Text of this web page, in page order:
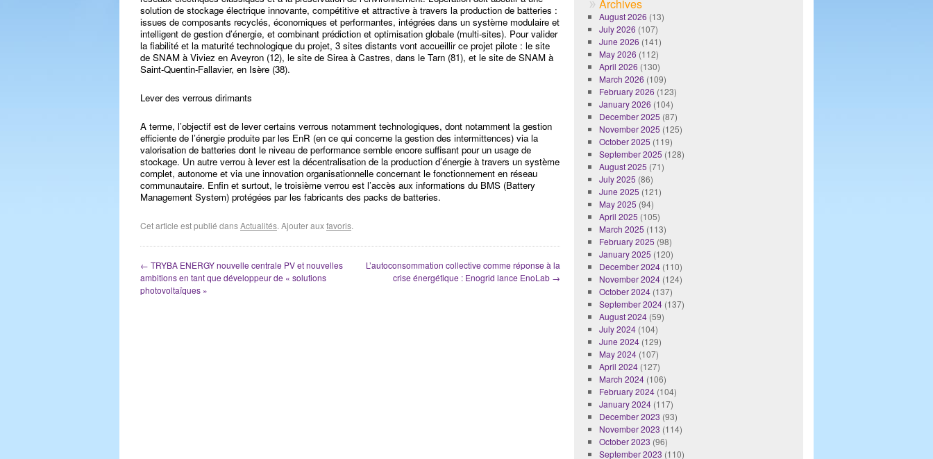
solution de stockage électrique innovante, compétitive et attractive à travers la production de batteries :
issues de composants recyclés, économiques et performantes, intégrées dans un système modulaire et
intelligent de gestion d’énergie, et combinant prédiction et optimisation globale (multi-sites). Pour valider
la fiabilité et la maturité technologique du projet, 3 sites distants vont accueillir ce projet pilote : le site
de SNAM à Viviez en Aveyron (12), le site de Sirea à Castres, dans le Tarn (81), et le site de SNAM à
Saint-Quentin-Fallavier, en Isère (38).
Lever des verrous dirimants
A terme, l’objectif est de lever certains verrous notamment technologiques, dont notamment la gestion
efficiente de l’énergie produite par les EnR (en ce qui concerne la gestion des intermittences) via la
valorisation de batteries dont le niveau de performance semble encore suffisant pour un usage de
stockage. Un autre verrou à lever est la décentralisation de la production d’énergie à travers un système
complet, autonome et via une innovation organisationnelle concernant le fonctionnement en réseau
communautaire. Enfin et surtout, le troisième verrou est l’accès aux informations du BMS (Battery
Management System) protégées par les fabricants des packs de batteries.
Cet article est publié dansActualités. Ajouter auxfavoris.
← TRYBA ENERGY nouvelle centrale PV et nouvelles
ambitions en tant que développeur de « solutions
photovoltaïques »
L’autoconsommation collective comme réponse à la
crise énergétique : Enogrid lance EnoLab →
Archives
August 2026 (13)
July 2026 (107)
June 2026 (141)
May 2026 (112)
April 2026 (130)
March 2026 (109)
February 2026 (123)
January 2026 (104)
December 2025 (87)
November 2025 (125)
October 2025 (119)
September 2025 (128)
August 2025 (71)
July 2025 (86)
June 2025 (121)
May 2025 (94)
April 2025 (105)
March 2025 (113)
February 2025 (98)
January 2025 (120)
December 2024(110)
November 2024(124)
October 2024(137)
September 2024(137)
August 2024(59)
July 2024(104)
June 2024(129)
May 2024(107)
April 2024(127)
March 2024(106)
February 2024(104)
January 2024(117)
December 2023 (93)
November 2023 (114)
October 2023 (96)
September 2023 (110)